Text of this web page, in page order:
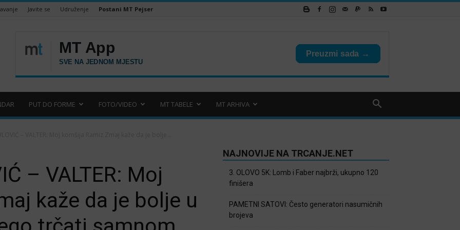
Javite se Udruženje Postani MT Pejser
PUT DO FORME FOTO/VIDEO MT TABELE MT ARHIVA
– VALTER: Moj
kaže da je bolje u
NAJNOVIJE NA TRCANJE.NET
3. OLOVO 5K: Lomb i Faber najbrži, ukupno 120
finišera
PAMETNI SATOVI: Često generatori nasumičnih
brojeva